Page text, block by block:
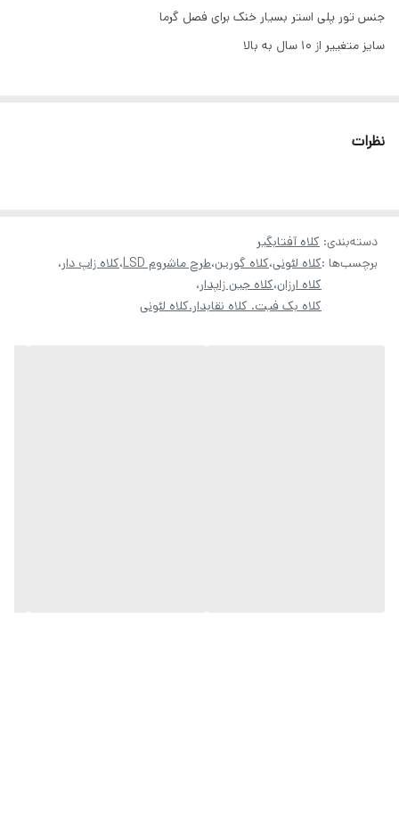
جنس تور پلی استر بسیار خنک برای فصل گرما
سایز متغییر از ۱۰ سال به بالا
نظرات
دسته‌بندی: کلاه آفتابگیر
برچسب‌ها :کلاه لئونی،کلاه گورین،طرح ماشروم LSD ،کلاه زاپ دار،
کلاه ارزان،کلاه جین زاپدار،
کلاه بک فیت. کلاه نقابدار.کلاه لئونی